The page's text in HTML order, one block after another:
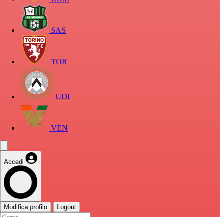
SAS
TOR
UDI
VEN
Accedi
Modifica profilo Logout